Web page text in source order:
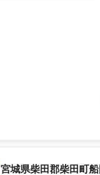
宮城県柴田郡柴田町船